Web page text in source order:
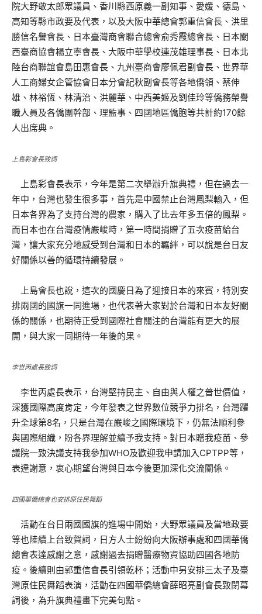
院大野敬太郎眾議員、香川縣西原義一副知事、愛媛、德島、
高知等縣市政要及代表，以及大阪中華總會郭重信會長、洪里
勝信名譽會長、日本臺灣商會聯合總會俞秀霞總會長、日本關
西臺商協會楊立寧會長、大阪中華學校連茂雄理事長、日本北
陸台商聯誼會島田惠會長、九州臺商會廖佩君副會長、世界華
人工商婦女企管協會日本分會紀秋副會長等各地僑領、蔡伸
雄、林裕恆、林清治、洪麗華、中西美姬及劉佳玲等僑務榮譽
職人員及各僑團幹部、理監事、四國地區僑胞等共計約170餘
人出席典。
上島彩會長致詞
上島彩會長表示，今年是第二次舉辦升旗典禮，但在過去一
年中，台灣也發生很多事，首先是中國禁止台灣鳳梨輸入，但
日本各界為了支持台灣的農家，購入了比去年多五倍的鳳梨。
而日本也在台灣疫情嚴峻時，第一時間捐贈了五次疫苗給台
灣，讓大家充分地感受到台灣和日本的羈絆，可以說是台日友
好關係以善的循環持續發展。
上島會長也說，這次的國慶日為了迎接日本的來賓，特別安
排兩國的國旗一同進場，也代表著大家對於台灣和日本友好關
係的關係，也期待正受到國際社會關注的台灣能有更大的展
開，與大家一同期待一年後的果。
李世丙處長致詞
李世丙處長表示，台灣堅持民主、自由與人權之普世價值，
深獲國際高度肯定，今年發表之世界數位競爭力排名，台灣躍
升全球第8名，只是台灣在嚴峻之國際環境下，仍無法順利參
與國際組織，盼各界理解並續予我支持。對日本贈我疫苗、參
議院一致決議支持我參加WHO及歡迎我申請加入CPTPP等，
表達謝意，衷心期望台灣與日本今後更加深化交流關係。
四國華僑總會也安排原住民舞蹈
活動在台日兩國國旗的進場中開始，大野眾議員及當地政要
等也陸續上台致賀詞，日方人士紛紛向大阪辦事處和四國華僑
總會表達感謝之意，感謝過去捐贈醫療物資協助四國各地防
疫。後續則由郭重信會長引領乾杯；活動中另安排三太子及臺
灣原住民舞蹈表演，活動在四國華僑總會薛昭亮副會長致閉幕
詞後，為升旗典禮畫下完美句點。